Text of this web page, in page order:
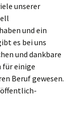
unserer
und ein
es bei uns
und dankbare
für einige
Beruf gewesen.
öffentlich-